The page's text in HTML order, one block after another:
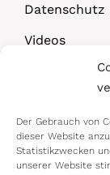
Der Gebrauch von
dieser Website
Statistikzwecken
unserer Website
Datenschutz
Videos